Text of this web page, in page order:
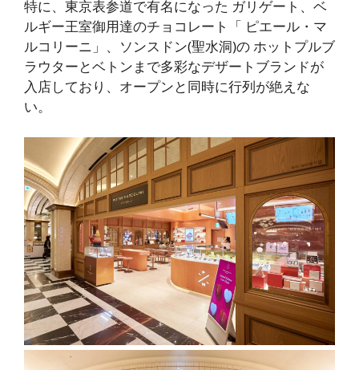
特に、東京表参道で有名になった ガリゲート 、ベ
ルギー王室御用達のチョコレート「 ピエール・マ
ルコリーニ」 、ソンスドン(聖水洞)のホットプルブ
ラウターとベトンまで多彩なデザートブランドが
入店しており 、 オープンと同時に行列が絶えな
い。